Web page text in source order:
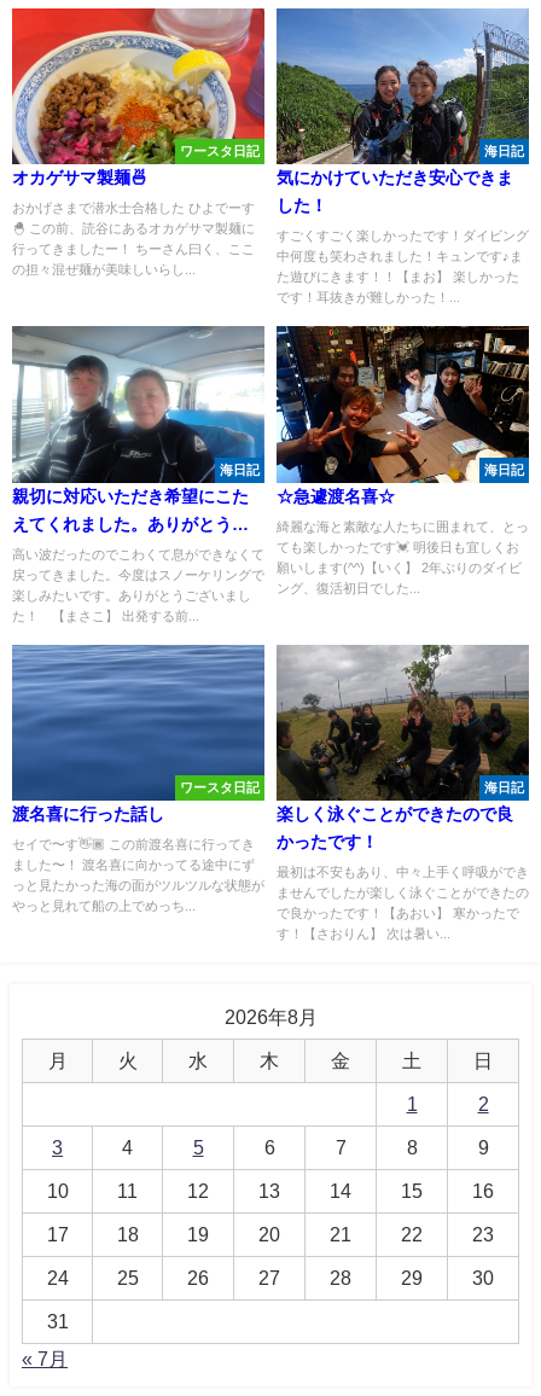
ワースタ日記
オカゲサマ製麺🍜
おかげさまで潜水士合格した ひよでーす
🐣 この前、読谷にあるオカゲサマ製麺に
行ってきましたー！ ちーさん曰く、ここ
の担々混ぜ麺が美味しいらし...
海日記
気にかけていただき安心できま
した！
すごくすごく楽しかったです！ダイビング
中何度も笑わされました！キュンです♪ま
た遊びにきます！！【まお】 楽しかった
です！耳抜きが難しかった！...
海日記
親切に対応いただき希望にこた
えてくれました。ありがとうご
ざいました！
高い波だったのでこわくて息ができなくて
戻ってきました。今度はスノーケリングで
楽しみたいです。ありがとうございまし
た！ 【まさこ】 出発する前...
海日記
☆急遽渡名喜☆
綺麗な海と素敵な人たちに囲まれて、とっ
ても楽しかったです💓 明後日も宜しくお
願いします(^^)【いく】 2年ぶりのダイビ
ング、復活初日でした...
ワースタ日記
渡名喜に行った話し
セイで〜す👋🏾 この前渡名喜に行ってき
ました〜！ 渡名喜に向かってる途中にず
っと見たかった海の面がツルツルな状態が
やっと見れて船の上でめっち...
海日記
楽しく泳ぐことができたので良
かったです！
最初は不安もあり、中々上手く呼吸ができ
ませんでしたが楽しく泳ぐことができたの
で良かったです！【あおい】 寒かったで
す！【さおりん】 次は暑い...
2026年8月
月 火 水 木 金 土 日
1 2
3 4 5 6 7 8 9
10 11 12 13 14 15 16
17 18 19 20 21 22 23
24 25 26 27 28 29 30
31
« 7月